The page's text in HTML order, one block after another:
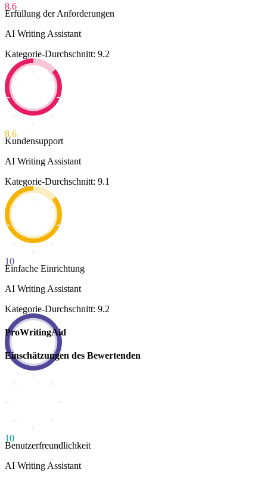
8.6
Erfüllung der Anforderungen
AI Writing Assistant
Kategorie-Durchschnitt: 9.2
8.6
Kundensupport
AI Writing Assistant
Kategorie-Durchschnitt: 9.1
10
Einfache Einrichtung
AI Writing Assistant
Kategorie-Durchschnitt: 9.2
ProWritingAid
Einschätzungen des Bewertenden
10
Benutzerfreundlichkeit
AI Writing Assistant